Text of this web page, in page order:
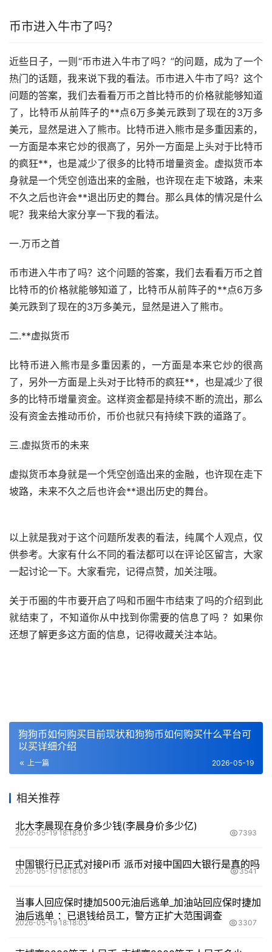
币市进入牛市了吗？
近些日子，一则“币市进入牛市了吗？”的问题，成为了一个
热门的话题，我来说下我的看法。币市进入牛市了吗？这个
问题的答案，我们去看看万币之首比特币的价格就能够知道
了，比特币从前阵子的**点6万多美元跌到了现在的3万多
美元，显然是进入了熊市。比特币进入熊市是多重因素的，
一方面是本来它炒的很高了，另外一方面是上头对于比特币
的疯狂**，也是减少了很多的比特币增量资金。 虚拟货币本
身就是一个凭空创造出来的金融，也许现在走下坡路，未来
不久之后也许会**退出历史的舞台。那么具体的情况是什么
呢？我来给大家分享一下我的看法。
一.万币之首
币市进入牛市了吗？这个问题的答案，我们去看看万币之首
比特币的价格就能够知道了，比特币从前阵子的**点6万多
美元跌到了现在的3万多美元，显然是进入了熊市。
二.**虚拟货币
比特币进入熊市是多重因素的，一方面是本来它炒的很高
了，另外一方面是上头对于比特币的疯狂**，也是减少了很
多的比特币增量资金。这样资金都是持续不断的流出，那么
没有资金去推动币价，币价也就只有持续下跌的道路了。
三.虚拟货币的未来
虚拟货币本身就是一个凭空创造出来的金融，也许现在走下
坡路，未来不久之后也许会**退出历史的舞台。
以上就是我对于这个问题所发表的看法，纯属个人观点，仅
供参考。大家有什么不同的看法都可以在评论区留言，大家
一起讨论一下。大家看完，记得点赞，加关注哦。
关于币圈的牛市要开启了吗和币圈牛市结束了吗的介绍到此
就结束了，不知道你从中找到你需要的信息了吗 ？如果你
还想了解更多这方面的信息，记得收藏关注本站。
狗狗币如何购买目前现状和狗狗币如何购买什么平台可
以买详细介绍
上一篇 2026-05-19
相关推荐
北大李晨现在身价多少钱(李晨身价多少亿)
2026-05-19 18:18:03 7393
中国银行已正式对接Pi币 派币对接中国四大银行是真的吗
2026-05-19 18:18:03 3541
当事人回应保时捷加500元油后逃单_加油站回应保时捷加
油后逃单 ：已退钱给员工，警方正扩大范围调查
2026-05-19 18:18:03 3307